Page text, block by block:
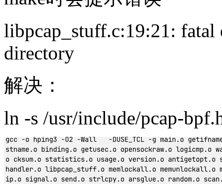
libpcap_stuff.c:19:21:
directory
解决：
ln -s /usr/include/pcap-